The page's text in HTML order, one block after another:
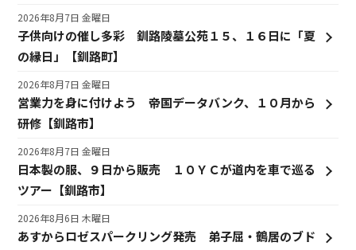
子供向けの催し多彩 釧路陵墓公苑１５、１６日に「夏
の縁日」【釧路町】
2026年8月7日 金曜日
営業力を身に付けよう 帝国データバンク、１０月から
研修【釧路市】
2026年8月7日 金曜日
日本製の服、９日から販売 １０ＹＣが道内を車で巡る
ツアー【釧路市】
2026年8月7日 金曜日
あすからロゼスパークリング発売 弟子屈・鶴居のブド
2026年8月6日 木曜日